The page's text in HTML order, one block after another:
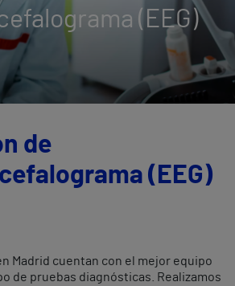
(EEG)
de
(EEG)
Madrid cuentan con el mejor equipo
de pruebas diagnósticas. Realizamos